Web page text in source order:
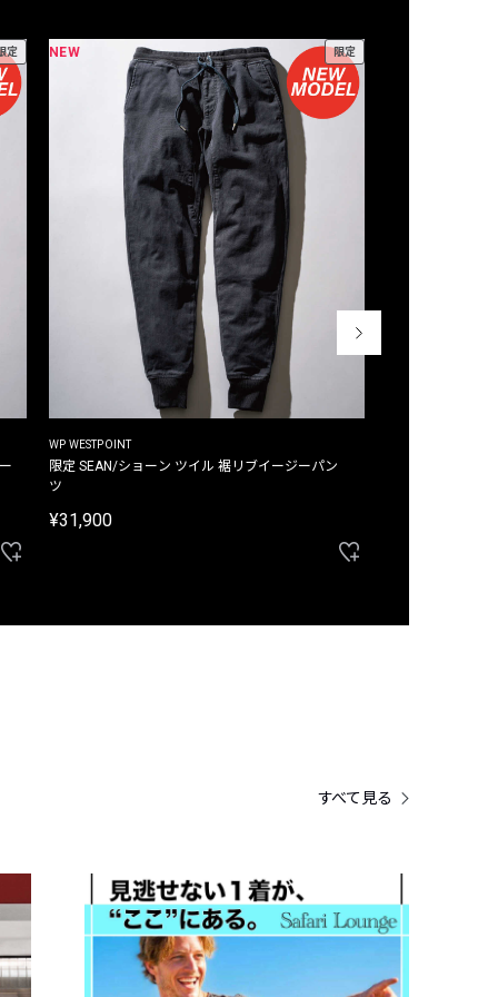
定 NEW 限定
WP WESTPOINT
限定 SEAN/ショーン ツイル 裾リブイージーパン
ツ
¥31,900
すべて見る